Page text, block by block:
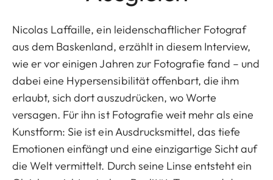
Nicolas Laffaille, ein leidenschaftlicher Fotograf
aus dem Baskenland, erzählt in diesem Interview,
wie er vor einigen Jahren zur Fotografie fand – und
dabei eine Hypersensibilität offenbart, die ihm
erlaubt, sich dort auszudrücken, wo Worte
versagen. Für ihn ist Fotografie weit mehr als eine
Kunstform: Sie ist ein Ausdrucksmittel, das tiefe
Emotionen einfängt und eine einzigartige Sicht auf
die Welt vermittelt. Durch seine Linse entsteht ein